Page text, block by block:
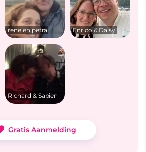
rene en petra Enrico & Daisy
Richard & Sabien
Gratis Aanmelding